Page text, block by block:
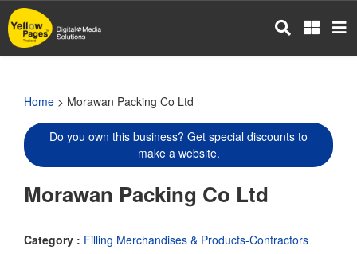
Skip
to
main
Home > Morawan Packing Co Ltd
Do you own this business? Get special discounts to
make a website.
Morawan Packing Co Ltd
Category : Filling Merchandises & Products-Contractors